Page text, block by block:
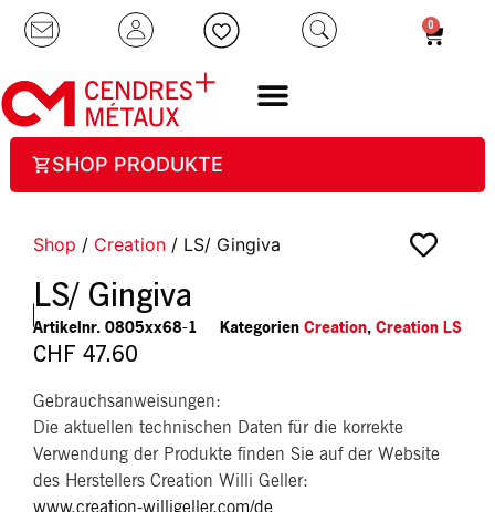
0
SHOP PRODUKTE
Shop / Creation / LS/ Gingiva
LS/ Gingiva
Artikelnr. 0805xx68-1 Kategorien Creation, Creation LS
CHF 47.60
Gebrauchsanweisungen:
Die aktuellen technischen Daten für die korrekte
Verwendung der Produkte finden Sie auf der Website
des Herstellers Creation Willi Geller:
www.creation-willigeller.com/de